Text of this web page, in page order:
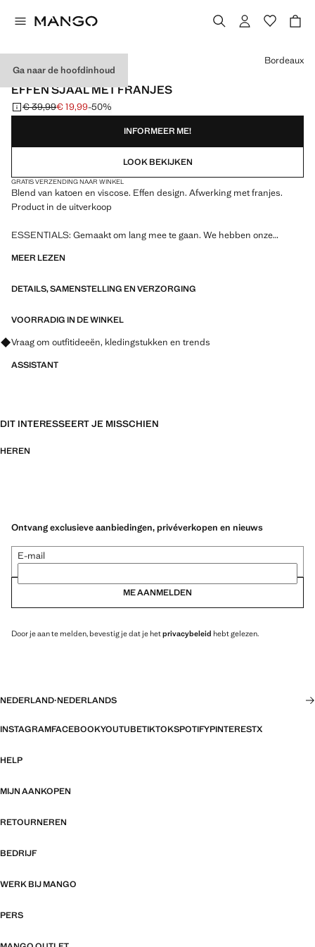
Ga naar de hoofdinhoud
ESSENTIALS
EFFEN SJAAL MET FRANJES
Oorspronkelijke prijs doorgehaald [€ 39,99 ]
€ 39,99
Huidige prijs [€ 19,99 ]
€ 19,99-50%
Kies een kleur
Bordeaux
INFORMEER ME!
LOOK BEKIJKEN
GRATIS VERZENDING NAAR WINKEL
Blend van katoen en viscose. Effen design. Afwerking met franjes.
Product in de uitverkoop
ESSENTIALS: Gemaakt om lang mee te gaan. We hebben onze
weerstandstests te laten ondergaan. Ontworpen met zorgvuldige
veelzijdiger en tijdlozer
180.0x33.0 cm
MEER LEZEN
DETAILS, SAMENSTELLING EN VERZORGING
VOORRADIG IN DE WINKEL
Vraag om outfitideeën, kledingstukken en trends
ASSISTANT
DIT INTERESSEERT JE MISSCHIEN
HEREN
Ontvang exclusieve aanbiedingen, privéverkopen en nieuws
E-mail
ME AANMELDEN
Door je aan te melden, bevestig je dat je hetprivacybeleid hebt gelezen.
NEDERLAND·NEDERLANDS
INSTAGRAMFACEBOOKYOUTUBETIKTOKSPOTIFYPINTERESTX
HELP
MIJN AANKOPEN
RETOURNEREN
BEDRIJF
WERK BIJ MANGO
PERS